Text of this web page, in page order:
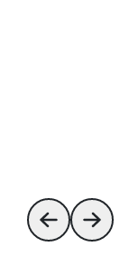
Skip toSkip